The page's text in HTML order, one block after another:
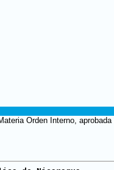
Orden Interno,